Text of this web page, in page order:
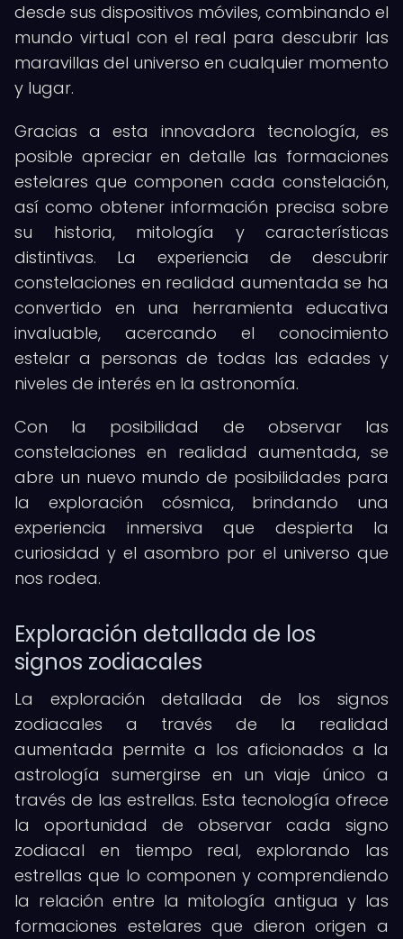
desde sus dispositivos móviles, combinando el
mundo virtual con el real para descubrir las
maravillas del universo en cualquier momento
y lugar.
Gracias a esta innovadora tecnología, es
posible apreciar en detalle las formaciones
estelares que componen cada constelación,
así como obtener información precisa sobre
su historia, mitología y características
distintivas. La experiencia de descubrir
constelaciones en realidad aumentada se ha
convertido en una herramienta educativa
invaluable, acercando el conocimiento
estelar a personas de todas las edades y
niveles de interés en la astronomía.
Con la posibilidad de observar las
constelaciones en realidad aumentada, se
abre un nuevo mundo de posibilidades para
la exploración cósmica, brindando una
experiencia inmersiva que despierta la
curiosidad y el asombro por el universo que
nos rodea.
Exploración detallada de los
signos zodiacales
La exploración detallada de los signos
zodiacales a través de la realidad
aumentada permite a los aficionados a la
astrología sumergirse en un viaje único a
través de las estrellas. Esta tecnología ofrece
la oportunidad de observar cada signo
zodiacal en tiempo real, explorando las
estrellas que lo componen y comprendiendo
la relación entre la mitología antigua y las
formaciones estelares que dieron origen a